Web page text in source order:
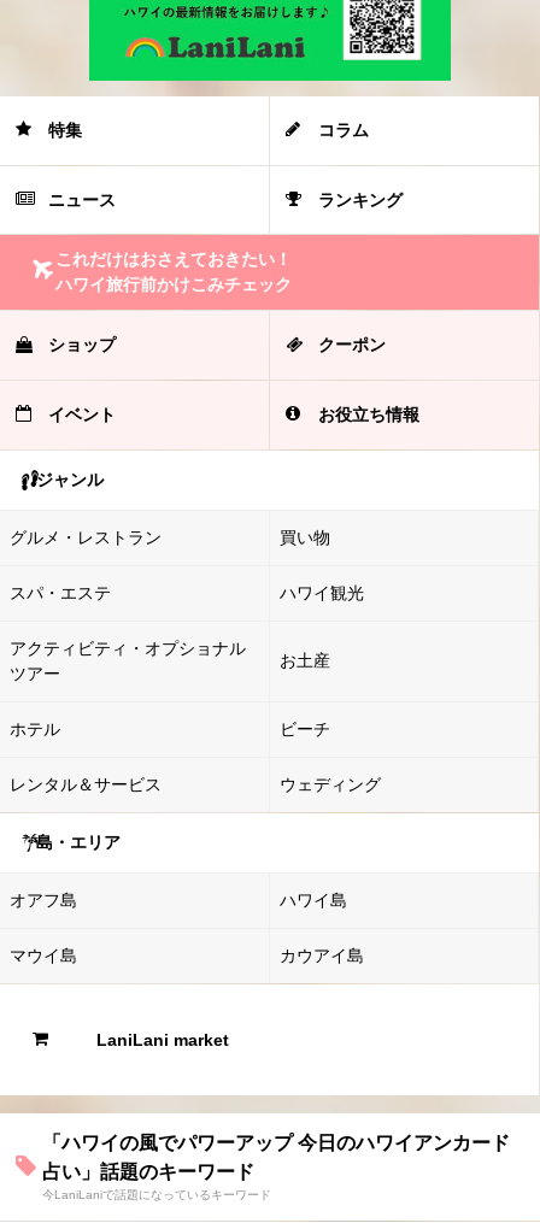
特集 コラム
ニュース ランキング
これだけはおさえておきたい！
ハワイ旅行前かけこみチェック
ショップ クーポン
イベント お役立ち情報
ジャンル
グルメ・レストラン 買い物
スパ・エステ ハワイ観光
アクティビティ・オプショナル
ツアー
お土産
ホテル ビーチ
レンタル＆サービス ウェディング
島・エリア
オアフ島 ハワイ島
マウイ島 カウアイ島
LaniLani market
「ハワイの風でパワーアップ 今日のハワイアンカード
占い」話題のキーワード
今LaniLaniで話題になっているキーワード